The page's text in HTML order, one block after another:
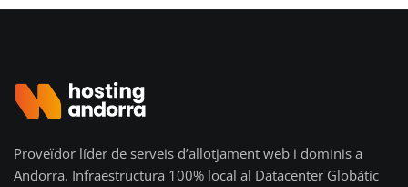
Proveïdor líder de serveis d’allotjament web i dominis a
Andorra. Infraestructura 100% local al Datacenter Globàtic